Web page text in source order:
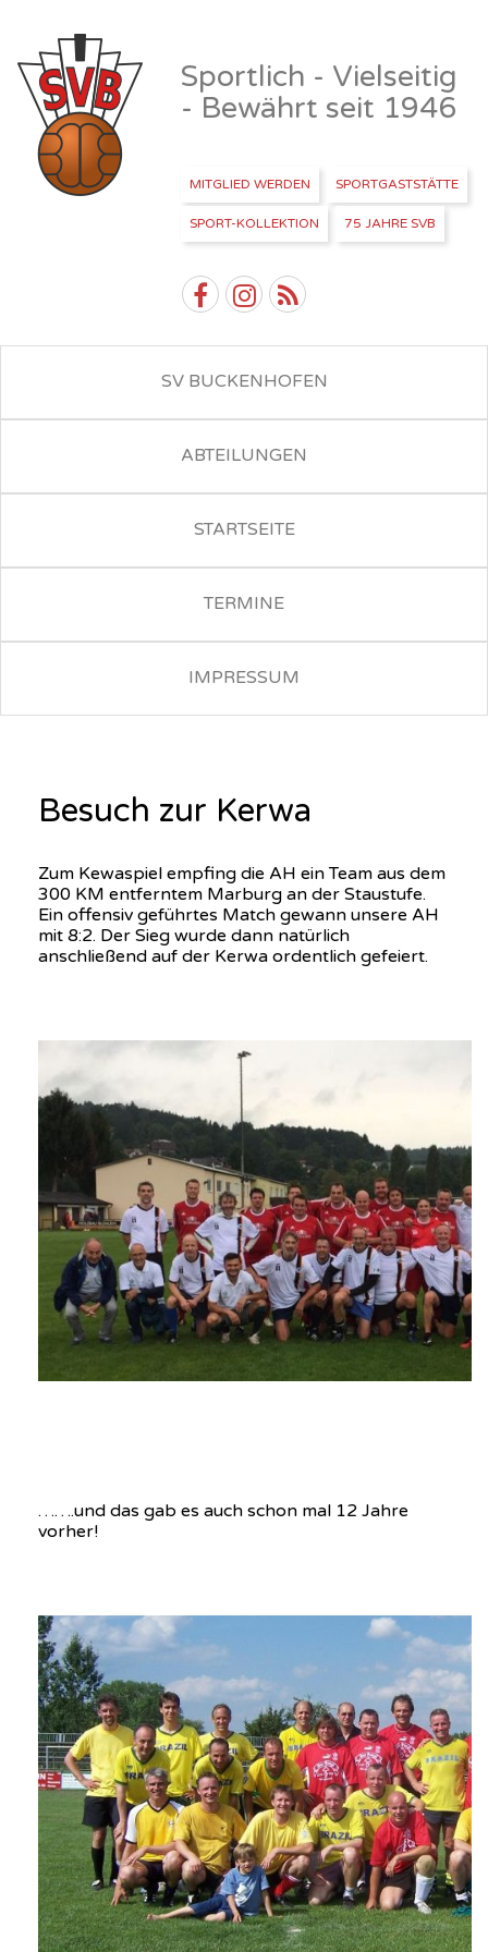
Sportlich - Vielseitig
- Bewährt seit 1946
MITGLIED WERDEN SPORTGASTSTÄTTE
SPORT-KOLLEKTION 75 JAHRE SVB
SV BUCKENHOFEN
ABTEILUNGEN
STARTSEITE
TERMINE
IMPRESSUM
Besuch zur Kerwa
Zum Kewaspiel empfing die AH ein Team aus dem
300 KM entferntem Marburg an der Staustufe.
Ein offensiv geführtes Match gewann unsere AH
mit 8:2. Der Sieg wurde dann natürlich
anschließend auf der Kerwa ordentlich gefeiert.
…….und das gab es auch schon mal 12 Jahre
vorher!